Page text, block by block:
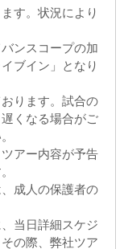
す。状況により
ンスコープの加
ブイン」となり
ります。試合の
くなる場合がご
アー内容が予告
成人の保護者の
当日詳細スケジ
の際、弊社ツア